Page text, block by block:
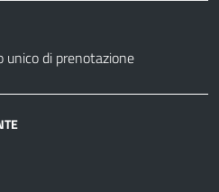
unico di prenotazione